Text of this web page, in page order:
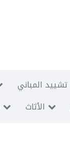
تشييد المباني
الأثاث